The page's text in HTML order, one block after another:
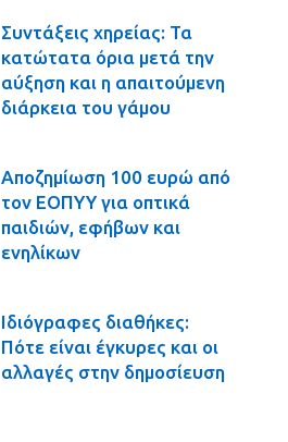
Συντάξεις χηρείας: Τα
κατώτατα όρια μετά την
αύξηση και η απαιτούμενη
διάρκεια του γάμου
Αποζημίωση 100 ευρώ από
τον ΕΟΠΥΥ για οπτικά
παιδιών, εφήβων και
ενηλίκων
Ιδιόγραφες διαθήκες:
Πότε είναι έγκυρες και οι
αλλαγές στην δημοσίευση